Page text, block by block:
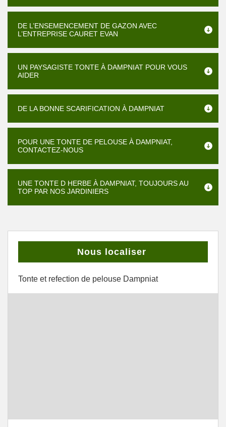
DE L’ENSEMENCEMENT DE GAZON AVEC
L’ENTREPRISE CAURET EVAN
UN PAYSAGISTE TONTE À DAMPNIAT POUR VOUS
AIDER
DE LA BONNE SCARIFICATION À DAMPNIAT
POUR UNE TONTE DE PELOUSE À DAMPNIAT,
CONTACTEZ-NOUS
UNE TONTE D HERBE À DAMPNIAT, TOUJOURS AU
TOP PAR NOS JARDINIERS
Nous localiser
Tonte et refection de pelouse Dampniat